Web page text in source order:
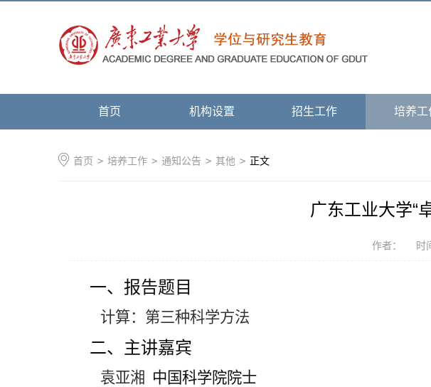
首页 机构设置 招生工作 培养工
首页 > 培养工作 > 通知公告 > 其他 > 正文
广东工业大学“
作者： 时
一、报告题目
计算：第三种科学方法
二、主讲嘉宾
袁亚湘 中国科学院院士